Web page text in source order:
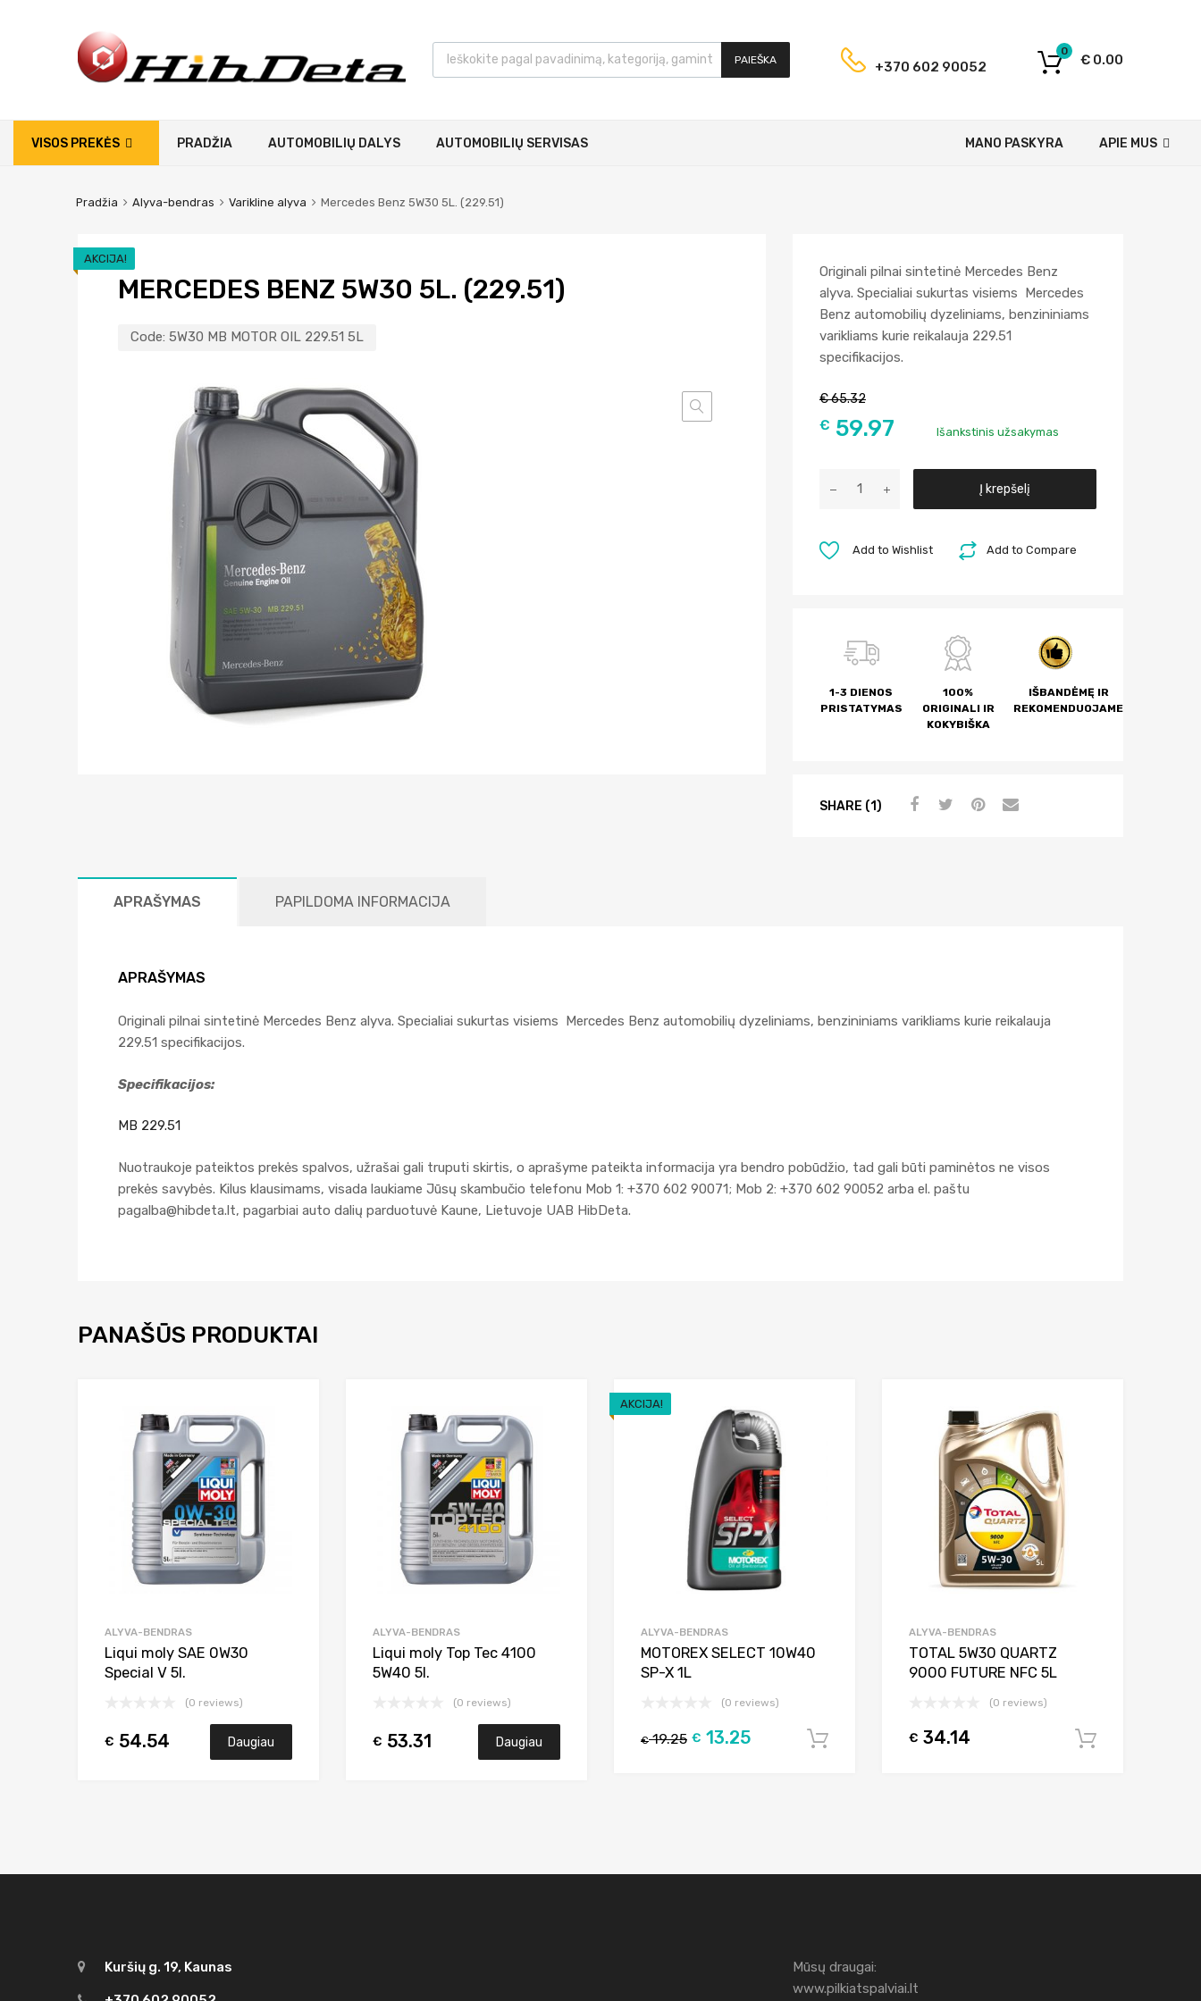
PAIEŠKA +370 602 90052 € 0.00
0
VISOS PREKĖS PRADŽIA AUTOMOBILIŲ DALYS AUTOMOBILIŲ SERVISAS APIE MUS
MANO PASKYRA
Pradžia Alyva-bendras Varikline alyva Mercedes Benz 5W30 5L. (229.51)
MERCEDES BENZ 5W30 5L. (229.51)
Code: 5W30 MB MOTOR OIL 229.51 5L
AKCIJA!
Originali pilnai sintetinė Mercedes Benz
alyva. Specialiai sukurtas visiems Mercedes
Benz automobilių dyzeliniams, benzininiams
varikliams kurie reikalauja 229.51
specifikacijos.
€65.32
€ 59.97 Išankstinis užsakymas
Į krepšelį
e
:
Add to Compare
Add to Wishlist
1-3 DIENOS
PRISTATYMAS
100%
ORIGINALI IR
KOKYBIŠKA
IŠBANDĖMĘ IR
REKOMENDUOJAME
SHARE (1)
APRAŠYMAS PAPILDOMA INFORMACIJA
APRAŠYMAS
Originali pilnai sintetinė Mercedes Benz alyva. Specialiai sukurtas visiems Mercedes Benz automobilių dyzeliniams, benzininiams varikliams kurie reikalauja
229.51 specifikacijos.
Specifikacijos:
MB 229.51
Nuotraukoje pateiktos prekės spalvos, užrašai gali truputi skirtis, o aprašyme pateikta informacija yra bendro pobūdžio, tad gali būti paminėtos ne visos
prekės savybės. Kilus klausimams, visada laukiame Jūsų skambučio telefonu Mob 1: +370 602 90071; Mob 2: +370 602 90052 arba el. paštu
pagalba@hibdeta.lt, pagarbiai auto dalių parduotuvė Kaune, Lietuvoje UAB HibDeta.
PANAŠŪS PRODUKTAI
ALYVA-BENDRAS
Liqui moly SAE 0W30
Special V 5l.
(0 reviews)
€ 54.54 Daugiau
Add to Wishlist
ALYVA-BENDRAS
Liqui moly Top Tec 4100
5W40 5l.
(0 reviews)
€ 53.31 Daugiau
AKCIJA!
ALYVA-BENDRAS
MOTOREX SELECT 10W40
SP-X 1L
(0 reviews)
€19.25 € 13.25 Į krepšelį
ALYVA-BENDRAS
TOTAL 5W30 QUARTZ
9000 FUTURE NFC 5L
(0 reviews)
€ 34.14
Kuršių g. 19, Kaunas
Mūsų draugai:
www.pilkiatspalviai.lt